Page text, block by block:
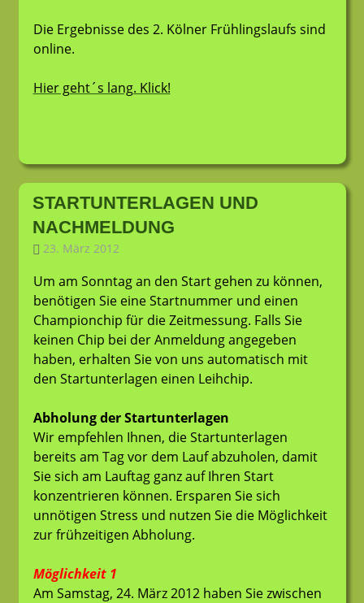
Die Ergebnisse des 2. Kölner Frühlingslaufs sind
online.
Hier geht´s lang. Klick!
STARTUNTERLAGEN UND
NACHMELDUNG
23. März 2012
Um am Sonntag an den Start gehen zu können,
benötigen Sie eine Startnummer und einen
Championchip für die Zeitmessung. Falls Sie
keinen Chip bei der Anmeldung angegeben
haben, erhalten Sie von uns automatisch mit
den Startunterlagen einen Leihchip.
Abholung der Startunterlagen
Wir empfehlen Ihnen, die Startunterlagen
bereits am Tag vor dem Lauf abzuholen, damit
Sie sich am Lauftag ganz auf Ihren Start
konzentrieren können. Ersparen Sie sich
unnötigen Stress und nutzen Sie die Möglichkeit
zur frühzeitigen Abholung.
Möglichkeit 1
Am Samstag, 24. März 2012 haben Sie zwischen